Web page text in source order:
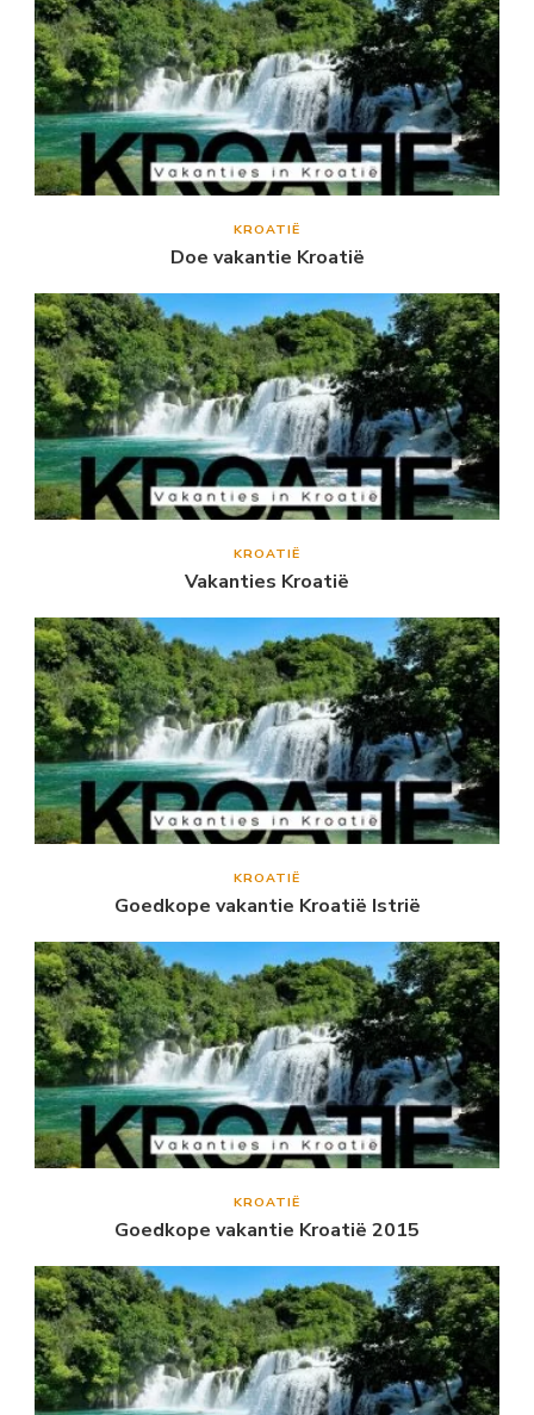
KROATIË
Doe vakantie Kroatië
KROATIË
Vakanties Kroatië
KROATIË
Goedkope vakantie Kroatië Istrië
KROATIË
Goedkope vakantie Kroatië 2015